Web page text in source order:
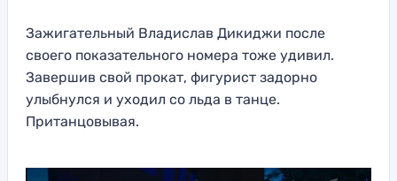
Зажигательный Владислав Дикиджи после
своего показательного номера тоже удивил.
Завершив свой прокат, фигурист задорно
улыбнулся и уходил со льда в танце.
Пританцовывая.